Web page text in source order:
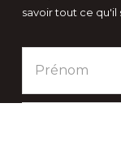
savoir tout ce qu'il